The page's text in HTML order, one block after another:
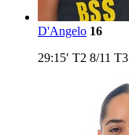
D'Angelo 16
29:15′ T2 8/11 T3